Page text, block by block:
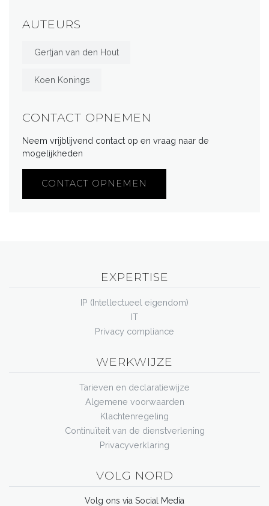
AUTEURS
Gertjan van den Hout
Koen Konings
CONTACT OPNEMEN
Neem vrijblijvend contact op en vraag naar de
mogelijkheden
CONTACT OPNEMEN
EXPERTISE
IP (Intellectueel eigendom)
IT
Privacy compliance
WERKWIJZE
Tarieven en declaratiewijze
Algemene voorwaarden
Klachtenregeling
Continuïteit van de dienstverlening
Privacyverklaring
VOLG NORD
Volg ons via Social Media